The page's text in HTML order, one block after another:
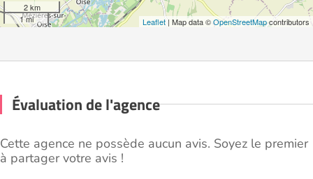
2 km
1 mi
Leaflet | Map data ©OpenStreetMapcontributors
Évaluation de l'agence
Cette agence ne possède aucun avis. Soyez le premier
à partager votre avis !